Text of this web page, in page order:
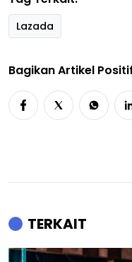
Lazada
Bagikan Artikel
TERKAIT